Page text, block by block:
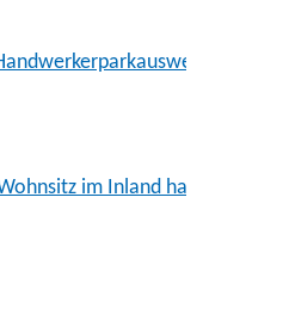
im Inland hatten